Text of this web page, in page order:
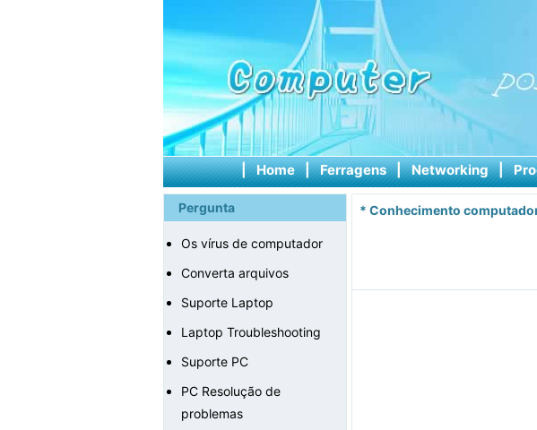
| Home | Ferragens | Networking |
Pergunta
Os vírus de computador
Converta arquivos
Suporte Laptop
Laptop Troubleshooting
Suporte PC
PC Resolução de
problemas
* Conhecimento